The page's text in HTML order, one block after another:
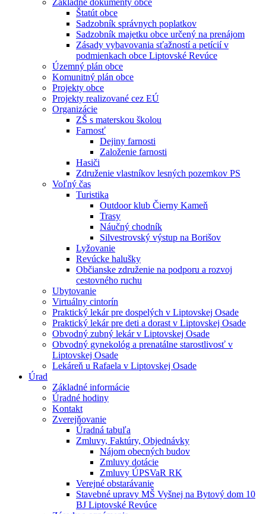
Základné dokumenty obce
Štatút obce
Sadzobník správnych poplatkov
Sadzobník majetku obce určený na prenájom
Zásady vybavovania sťažností a petícií v
podmienkach obce Liptovské Revúce
Územný plán obce
Komunitný plán obce
Projekty obce
Projekty realizované cez EÚ
Organizácie
ZŠ s materskou školou
Farnosť
Dejiny farnosti
Založenie farnosti
Hasiči
Združenie vlastníkov lesných pozemkov PS
Voľný čas
Turistika
Outdoor klub Čierny Kameň
Trasy
Náučný chodník
Silvestrovský výstup na Borišov
Lyžovanie
Revúcke halušky
Občianske združenie na podporu a rozvoj
cestovného ruchu
Ubytovanie
Virtuálny cintorín
Praktický lekár pre dospelých v Liptovskej Osade
Praktický lekár pre deti a dorast v Liptovskej Osade
Obvodný zubný lekár v Liptovskej Osade
Obvodný gynekológ a prenatálne starostlivosť v
Liptovskej Osade
Lekáreň u Rafaela v Liptovskej Osade
Úrad
Základné informácie
Úradné hodiny
Kontakt
Zverejňovanie
Úradná tabuľa
Zmluvy, Faktúry, Objednávky
Nájom obecných budov
Zmluvy dotácie
Zmluvy ÚPSVaR RK
Verejné obstarávanie
Stavebné upravy MŠ Vyšnej na Bytový dom 10
BJ Liptovské Revúce